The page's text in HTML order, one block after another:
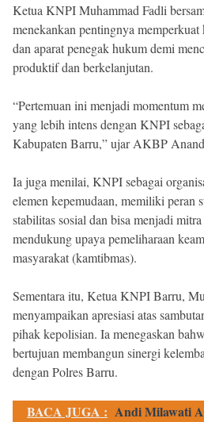
Ketua KNPI Muhammad Fadli
menekankan pentingnya
dan aparat penegak hukum demi
produktif dan berkelanjutan.
“Pertemuan ini menjadi momentum
yang lebih intens dengan KNPI
Kabupaten Barru,” ujar AKBP
Ia juga menilai, KNPI sebagai
elemen kepemudaan, memiliki peran
stabilitas sosial dan bisa menjadi
mendukung upaya pemeliharaan
masyarakat (kamtibmas).
Sementara itu, Ketua KNPI Barru,
menyampaikan apresiasi atas
pihak kepolisian. Ia menegaskan
bertujuan membangun sinergi
dengan Polres Barru.
BACA JUGA : Andi Milawati